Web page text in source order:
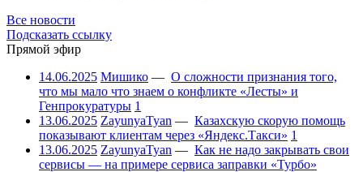
Все новости
Подсказать ссылку
Прямой эфир
14.06.2025 Мишико — О сложности признания того,
что мы мало что знаем о конфликте «Лесты» и
Генпрокуратуры 1
13.06.2025 ZayunyaTyan — Казахскую скорую помощь
показывают клиентам через «Яндекс.Такси» 1
13.06.2025 ZayunyaTyan — Как не надо закрывать свои
сервисы — на примере сервиса заправки «Турбо»